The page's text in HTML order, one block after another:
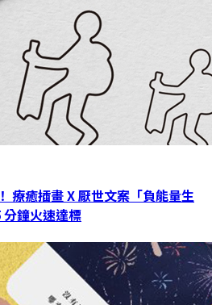
療癒插畫 X 厭世文案「負能量生
鐘火速達標